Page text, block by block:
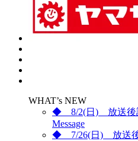
WHAT’s NEW
◆ 8/2(日) 放送後
Message
◆ 7/26(日) 放送後